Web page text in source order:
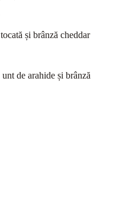
și brânză cheddar
de arahide și brânză